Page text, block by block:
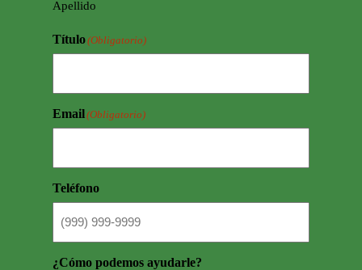
Apellido
Título(Obligatorio)
Email(Obligatorio)
Teléfono
¿Cómo podemos ayudarle?